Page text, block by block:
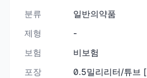
분류
일반의약품
제형
-
보험
비보험
포장
0.5밀리리터/튜브